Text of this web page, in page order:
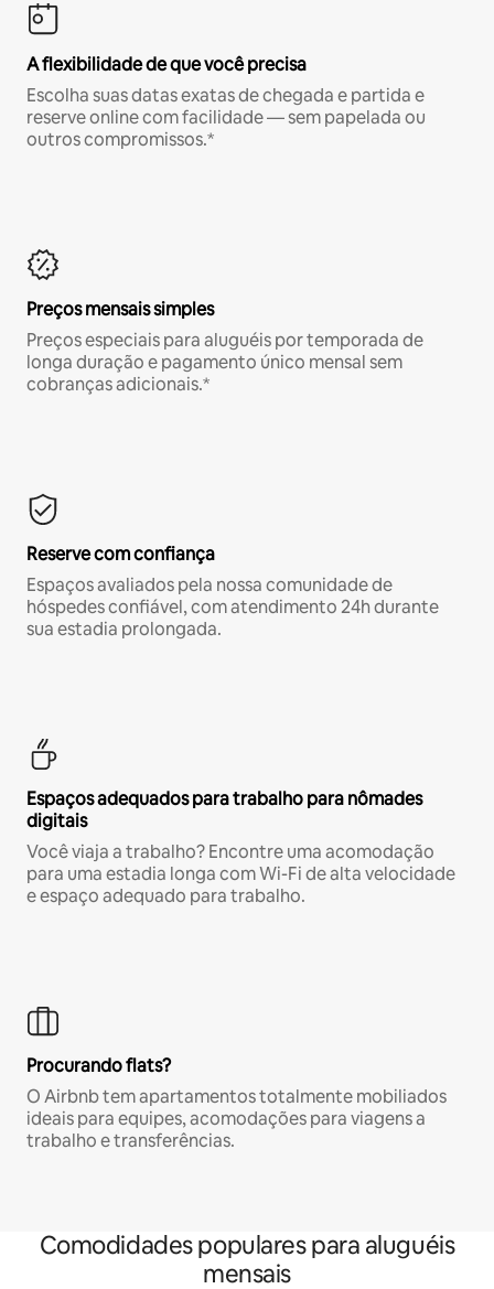
A flexibilidade de que você precisa
Escolha suas datas exatas de chegada e partida e
reserve online com facilidade — sem papelada ou
outros compromissos.*
Preços mensais simples
Preços especiais para aluguéis por temporada de
longa duração e pagamento único mensal sem
cobranças adicionais.*
Reserve com confiança
Espaços avaliados pela nossa comunidade de
hóspedes confiável, com atendimento 24h durante
sua estadia prolongada.
Espaços adequados para trabalho para nômades
digitais
Você viaja a trabalho? Encontre uma acomodação
para uma estadia longa com Wi-Fi de alta velocidade
e espaço adequado para trabalho.
Procurando flats?
O Airbnb tem apartamentos totalmente mobiliados
ideais para equipes, acomodações para viagens a
trabalho e transferências.
Comodidades populares para aluguéis
mensais